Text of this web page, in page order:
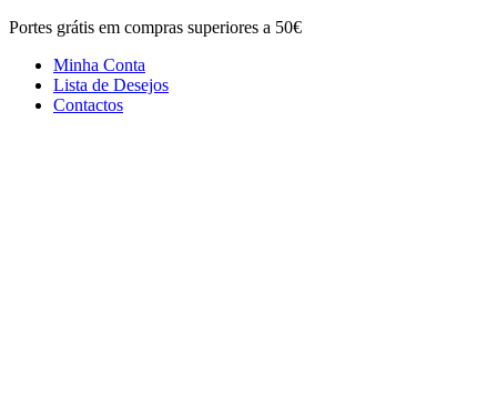
Portes grátis em compras superiores a 50€
Minha Conta
Lista de Desejos
Contactos